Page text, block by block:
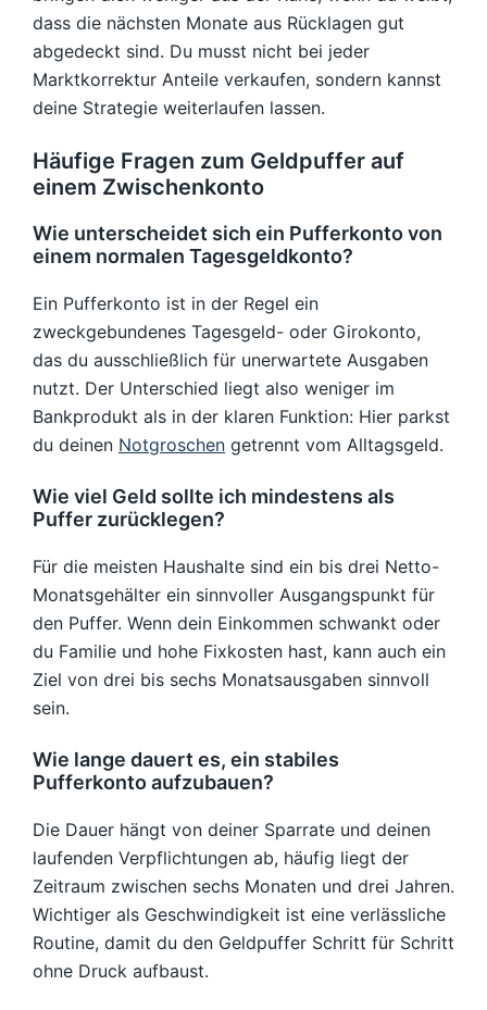
dass die nächsten Monate aus Rücklagen gut
abgedeckt sind. Du musst nicht bei jeder
Marktkorrektur Anteile verkaufen, sondern kannst
deine Strategie weiterlaufen lassen.
Häufige Fragen zum Geldpuffer auf
einem Zwischenkonto
Wie unterscheidet sich ein Pufferkonto von
einem normalen Tagesgeldkonto?
Ein Pufferkonto ist in der Regel ein
zweckgebundenes Tagesgeld- oder Girokonto,
das du ausschließlich für unerwartete Ausgaben
nutzt. Der Unterschied liegt also weniger im
Bankprodukt als in der klaren Funktion: Hier parkst
du deinen Notgroschen getrennt vom Alltagsgeld.
Wie viel Geld sollte ich mindestens als
Puffer zurücklegen?
Für die meisten Haushalte sind ein bis drei Netto-
Monatsgehälter ein sinnvoller Ausgangspunkt für
den Puffer. Wenn dein Einkommen schwankt oder
du Familie und hohe Fixkosten hast, kann auch ein
Ziel von drei bis sechs Monatsausgaben sinnvoll
sein.
Wie lange dauert es, ein stabiles
Pufferkonto aufzubauen?
Die Dauer hängt von deiner Sparrate und deinen
laufenden Verpflichtungen ab, häufig liegt der
Zeitraum zwischen sechs Monaten und drei Jahren.
Wichtiger als Geschwindigkeit ist eine verlässliche
Routine, damit du den Geldpuffer Schritt für Schritt
ohne Druck aufbaust.